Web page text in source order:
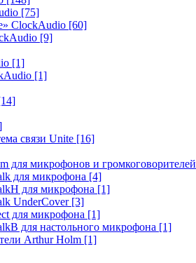
[75]
ClockAudio [60]
[9]
[1]
[1]
связи Unite [16]
микрофонов и громкоговорителей
для микрофона [4]
для микрофона [1]
UnderCover [3]
для микрофона [1]
для настольного микрофона [1]
Arthur Holm [1]